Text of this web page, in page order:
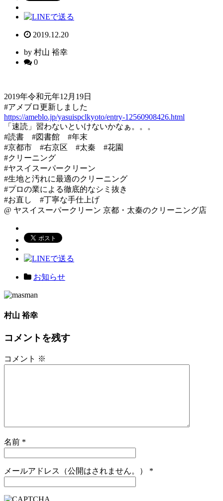
2019.12.20
by 村山 裕幸
0
2019年令和元年12月19日
#アメブロ更新しました
https://ameblo.jp/yasuispclkyoto/entry-12560908426.html
「速読」習わないといけないかなぁ。。。
#読書 #図書館 #年末
#京都市 #右京区 #太秦 #花園
#クリーニング
#ヤスイスーパークリーン
#生地と汚れに最適のクリーニング
#プロの業による徹底的なシミ抜き
#お直し #丁寧な手仕上げ
@ ヤスイスーパークリーン 京都・太秦のクリーニング店
お知らせ
村山 裕幸
コメントを残す
コメント ※
名前 *
メールアドレス（公開はされません。） *